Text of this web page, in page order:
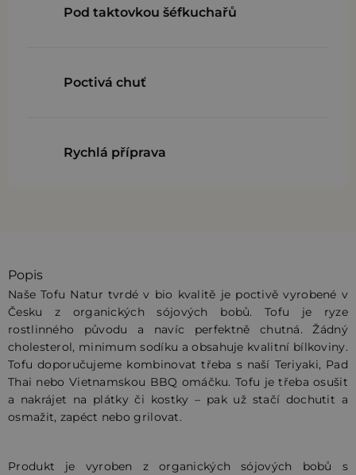
Pod taktovkou šéfkuchařů
Poctivá chuť
Rychlá příprava
Popis
Naše Tofu Natur tvrdé v bio kvalitě je poctivě vyrobené v
Česku z organických sójových bobů. Tofu je ryze
rostlinného původu a navíc perfektně chutná. Žádný
cholesterol, minimum sodíku a obsahuje kvalitní bílkoviny.
Tofu doporučujeme kombinovat třeba s naší Teriyaki, Pad
Thai nebo Vietnamskou BBQ omáčku. Tofu je třeba osušit
a nakrájet na plátky či kostky – pak už stačí dochutit a
osmažit, zapéct nebo grilovat.
Produkt je vyroben z organických sójových bobů s